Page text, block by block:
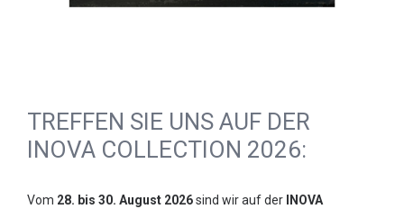
TREFFEN SIE UNS AUF DER
INOVA COLLECTION 2026:
Vom 28. bis 30. August 2026sind wir auf der
INOVA